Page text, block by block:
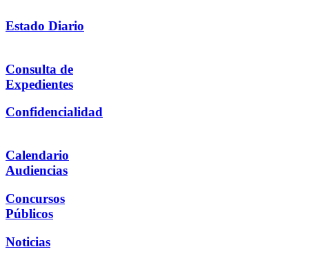
Estado Diario
Consulta de
Expedientes
Confidencialidad
Calendario
Audiencias
Concursos
Públicos
Noticias